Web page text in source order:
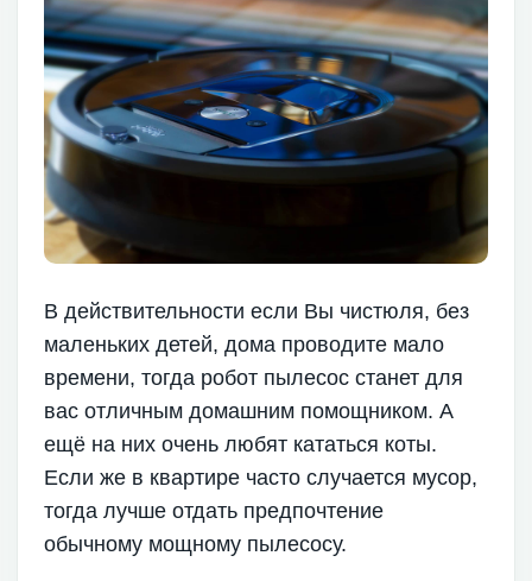
В действительности если Вы чистюля, без
маленьких детей, дома проводите мало
времени, тогда робот пылесос станет для
вас отличным домашним помощником. А
ещё на них очень любят кататься коты.
Если же в квартире часто случается мусор,
тогда лучше отдать предпочтение
обычному мощному пылесосу.